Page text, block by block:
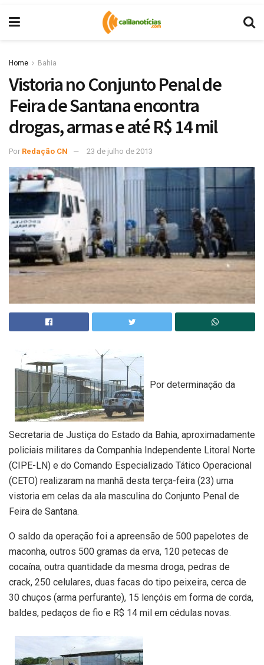
Home Bahia
Vistoria no Conjunto Penal de
Feira de Santana encontra
drogas, armas e até R$ 14 mil
Por Redação CN 23 de julho de 2013
Por determinação da
Secretaria de Justiça do Estado da Bahia, aproximadamente
policiais militares da Companhia Independente Litoral Norte
(CIPE-LN) e do Comando Especializado Tático Operacional
(CETO) realizaram na manhã desta terça-feira (23) uma
vistoria em celas da ala masculina do Conjunto Penal de
Feira de Santana.
O saldo da operação foi a apreensão de 500 papelotes de
maconha, outros 500 gramas da erva, 120 petecas de
cocaína, outra quantidade da mesma droga, pedras de
crack, 250 celulares, duas facas do tipo peixeira, cerca de
30 chuços (arma perfurante), 15 lençóis em forma de corda,
baldes, pedaços de fio e R$ 14 mil em cédulas novas.